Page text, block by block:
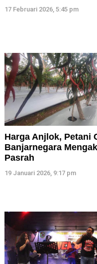
17 Februari 2026, 5:45 pm
Harga Anjlok, Petani
Banjarnegara
Pasrah
19 Januari 2026, 9:17 pm